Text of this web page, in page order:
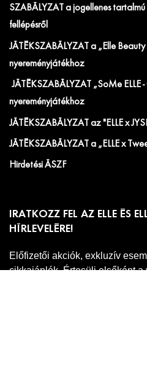
SZABÁLYZAT a jogellenes
fellépésről
JÁTÉKSZABÁLYZAT a „Elle
nyereményjátékhoz
JÁTÉKSZABÁLYZAT „SoMe ELLE
nyereményjátékhoz
JÁTÉKSZABÁLYZAT az "ELLE x
JÁTÉKSZABÁLYZAT a „ELLE x
Hirdetési ÁSZF
IRATKOZZ FEL AZ ELLE ÉS
HÍRLEVELÉRE!
Előfizetői akciók, exkluzív
cikkajánlók. Értesülj elsőként